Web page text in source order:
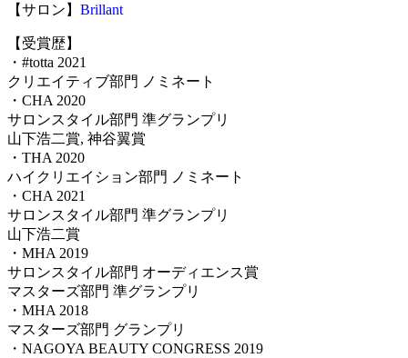
【サロン】 Brillant
【受賞歴】
・ #totta 2021
クリエイティブ部門 ノミネート
・CHA 2020
サロンスタイル部門 準グランプリ
山下浩二賞, 神谷翼賞
・THA 2020
ハイクリエイション部門 ノミネート
・CHA 2021
サロンスタイル部門 準グランプリ
山下浩二賞
・MHA 2019
サロンスタイル部門 オーディエンス賞
マスターズ部門 準グランプリ
・MHA 2018
マスターズ部門 グランプリ
・NAGOYA BEAUTY CONGRESS 2019